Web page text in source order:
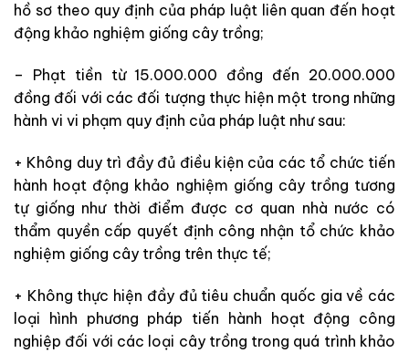
hồ sơ theo quy định của pháp luật liên quan đến hoạt
động khảo nghiệm giống cây trồng;
– Phạt tiền từ 15.000.000 đồng đến 20.000.000
đồng đối với các đối tượng thực hiện một trong những
hành vi vi phạm quy định của pháp luật như sau:
+ Không duy trì đầy đủ điều kiện của các tổ chức tiến
hành hoạt động khảo nghiệm giống cây trồng tương
tự giống như thời điểm được cơ quan nhà nước có
thẩm quyền cấp quyết định công nhận tổ chức khảo
nghiệm giống cây trồng trên thực tế;
+ Không thực hiện đầy đủ tiêu chuẩn quốc gia về các
loại hình phương pháp tiến hành hoạt động công
nghiệp đối với các loại cây trồng trong quá trình khảo